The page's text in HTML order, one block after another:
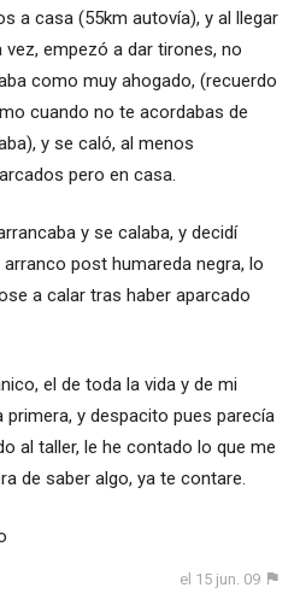
a casa (55km autovía), y al llegar
empezó a dar tirones, no
como muy ahogado, (recuerdo
cuando no te acordabas de
y se caló, al menos
pero en casa.
y se calaba, y decidí
post humareda negra, lo
a calar tras haber aparcado
el de toda la vida y de mi
y despacito pues parecía
al taller, le he contado lo que me
de saber algo, ya te contare.
el 15 jun. 09